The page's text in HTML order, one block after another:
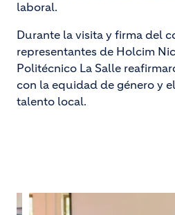
laboral.
Durante la visita y firma del
representantes de Holcim
Politécnico La Salle
con la equidad de género y
talento local.